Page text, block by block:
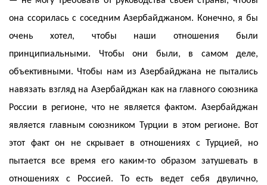
она ссорилась с соседним Азербайджаном. Конечно, я бы
очень хотел, чтобы наши отношения были
принципиальными. Чтобы они были, в самом деле,
объективными. Чтобы нам из Азербайджана не пытались
навязать взгляд на Азербайджан как на главного союзника
России в регионе, что не является фактом. Азербайджан
является главным союзником Турции в этом регионе. Вот
этот факт он не скрывает в отношениях с Турцией, но
пытается все время его каким-то образом затушевать в
отношениях с Россией. То есть ведет себя двулично,